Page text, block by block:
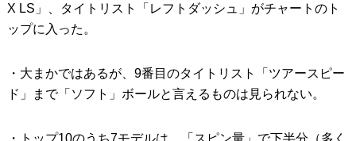
X LS」、タイトリスト「レフトダッシュ」がチャートのト
ップに入った。
・大まかではあるが、9番目のタイトリスト「ツアースピー
ド」まで「ソフト」ボールと言えるものは見られない。
・トップ10のうち7モデルは、「スピン量」で下半分（多く